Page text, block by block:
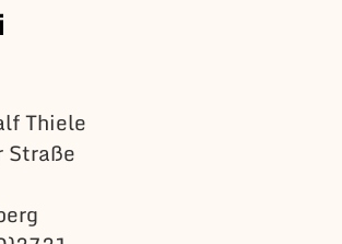
Thiele
Straße